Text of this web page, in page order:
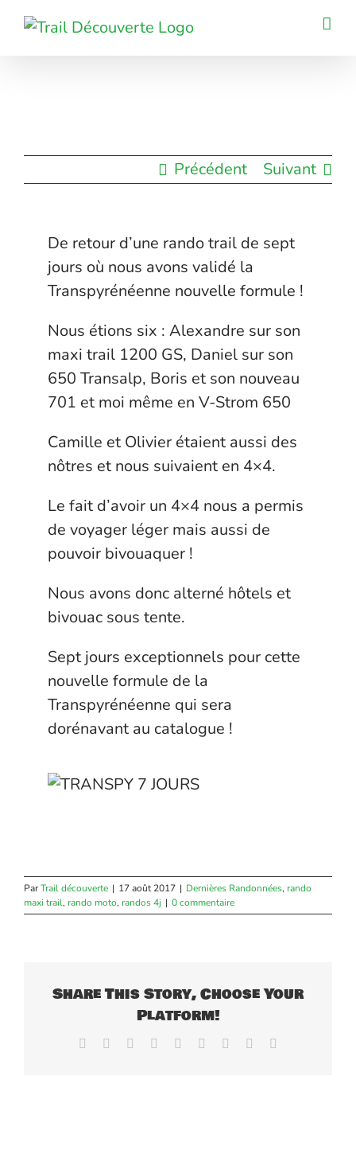
Passer
Précédent Suivant
De retour d’une rando trail de sept
jours où nous avons validé la
Transpyrénéenne nouvelle formule !
Nous étions six : Alexandre sur son
maxi trail 1200 GS, Daniel sur son
650 Transalp, Boris et son nouveau
701 et moi même en V-Strom 650
Camille et Olivier étaient aussi des
nôtres et nous suivaient en 4×4.
Le fait d’avoir un 4×4 nous a permis
de voyager léger mais aussi de
pouvoir bivouaquer !
Nous avons donc alterné hôtels et
bivouac sous tente.
Sept jours exceptionnels pour cette
nouvelle formule de la
Transpyrénéenne qui sera
dorénavant au catalogue !
ParTrail découverte | 17 août 2017 | Dernières Randonnées, rando
maxi trail, rando moto, randos 4j | 0 commentaire
Share This Story, Choose Your
Platform!
Facebook Reddit LinkedInWhatsApp
TumblrPinterest